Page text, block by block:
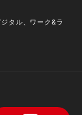
タル、ワーク&ラ